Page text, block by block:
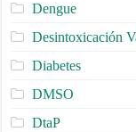
Dengue
Desintoxicación
Diabetes
DMSO
DtaP